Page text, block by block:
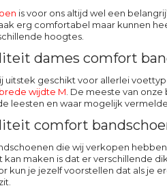
is voor ons altijd wel een
erg comfortabel maar kunnen
hoogtes.
dames comfort
uitstek geschikt voor allerlei
wijdte M . De meeste van
leesten en waar mogelijk
comfort
die wij verkopen
kan maken is dat er verschillende
kun je jezelf voorstellen dat als je